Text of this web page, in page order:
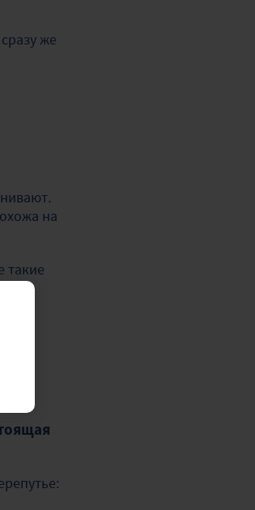
же
на
такие
им